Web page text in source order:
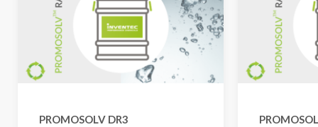
PROMOSOLV DR3